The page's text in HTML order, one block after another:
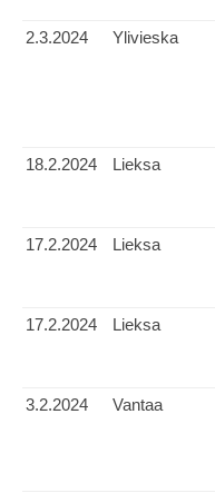
2.3.2024
Ylivieska
18.2.2024
Lieksa
17.2.2024
Lieksa
17.2.2024
Lieksa
3.2.2024
Vantaa